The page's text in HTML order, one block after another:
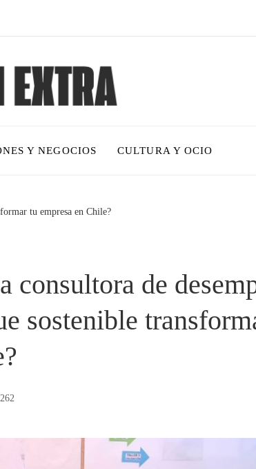
Y NEGOCIOS CULTURA Y OCIO
tu empresa en Chile?
consultora de
sostenible
262